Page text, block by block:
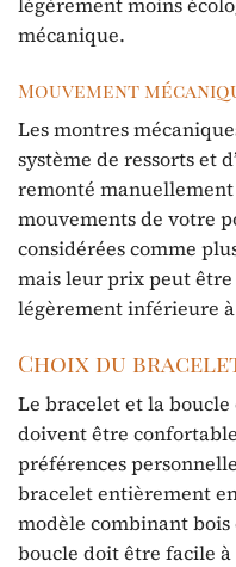
mécanique.
Mouvement
Les montres
système de ressorts et
remonté
mouvements de votre
considérées comme
mais leur prix peut
légèrement inférieure
Choix du
Le bracelet et la
doivent être
préférences
bracelet entièrement
modèle combinant
boucle doit être facile